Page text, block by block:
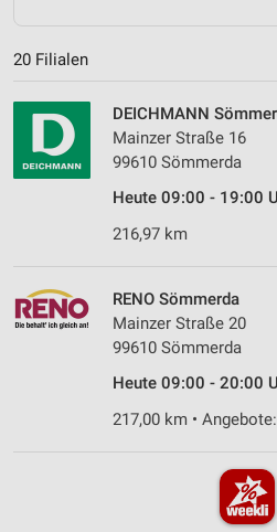
20 Filialen
DEICHMANN
Mainzer Straße 16
99610 Sömmerda
Heute 09:00 - 19:00
216,97 km
RENO Sömmerda
Mainzer Straße 20
99610 Sömmerda
Heute 09:00 - 20:00
217,00 km •